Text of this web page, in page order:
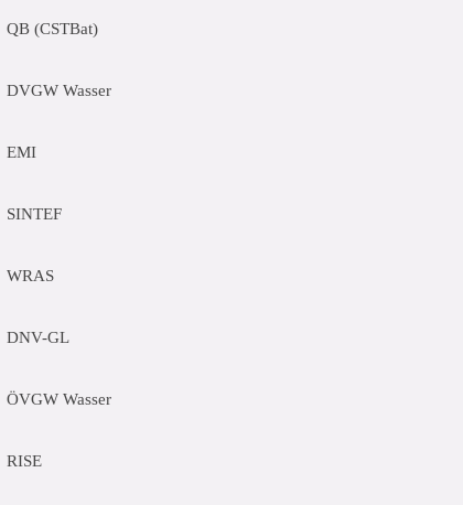
QB (CSTBat)
DVGW Wasser
EMI
SINTEF
WRAS
DNV-GL
ÖVGW Wasser
RISE